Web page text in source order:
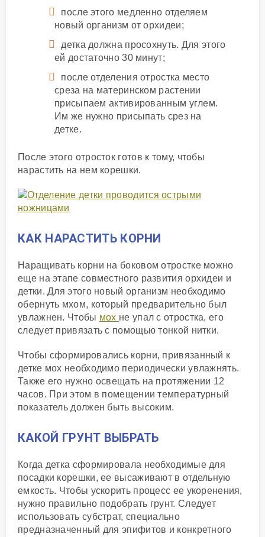
после этого медленно отделяем
новый организм от орхидеи;
детка должна просохнуть. Для этого
ей достаточно 30 минут;
после отделения отростка место
среза на материнском растении
присыпаем активированным углем.
Им же нужно присыпать срез на
детке.
После этого отросток готов к тому, чтобы
нарастить на нем корешки.
КАК НАРАСТИТЬ КОРНИ
Наращивать корни на боковом отростке можно
еще на этапе совместного развития орхидеи и
детки. Для этого новый организм необходимо
обернуть мхом, который предварительно был
увлажнен. Чтобы мох не упал с отростка, его
следует привязать с помощью тонкой нитки.
Чтобы сформировались корни, привязанный к
детке мох необходимо периодически увлажнять.
Также его нужно освещать на протяжении 12
часов. При этом в помещении температурный
показатель должен быть высоким.
КАКОЙ ГРУНТ ВЫБРАТЬ
Когда детка сформировала необходимые для
посадки корешки, ее высаживают в отдельную
емкость. Чтобы ускорить процесс ее укоренения,
нужно правильно подобрать грунт. Следует
использовать субстрат, специально
предназначенный для эпифитов и конкретного